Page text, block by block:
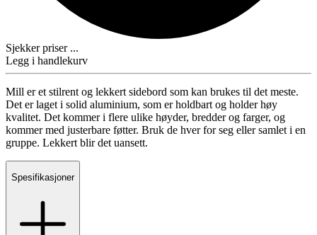
Sjekker priser ...
Legg i handlekurv
Mill er et stilrent og lekkert sidebord som kan brukes til det meste.
Det er laget i solid aluminium, som er holdbart og holder høy
kvalitet. Det kommer i flere ulike høyder, bredder og farger, og
kommer med justerbare føtter. Bruk de hver for seg eller samlet i en
gruppe. Lekkert blir det uansett.
Spesifikasjoner